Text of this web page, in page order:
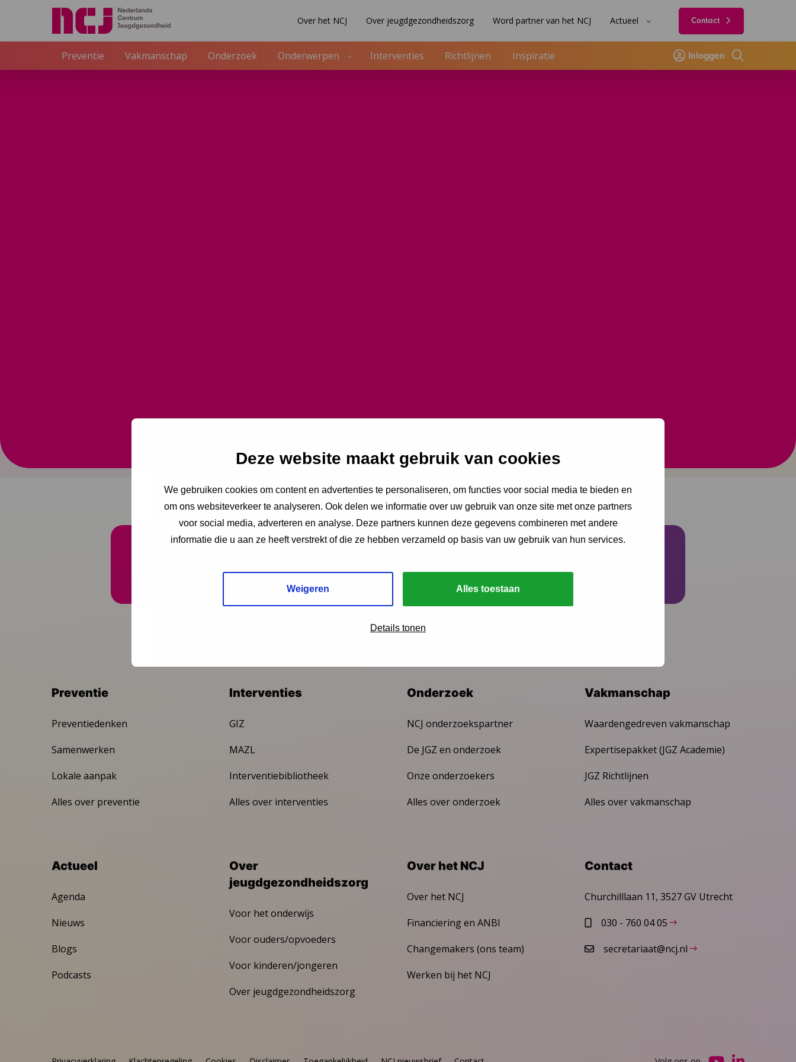
Deze website maakt gebruik van cookies
We gebruiken cookies om content en advertenties te personaliseren, om functies voor social media te bieden en
om ons websiteverkeer te analyseren. Ook delen we informatie over uw gebruik van onze site met onze partners
voor social media, adverteren en analyse. Deze partners kunnen deze gegevens combineren met andere
informatie die u aan ze heeft verstrekt of die ze hebben verzameld op basis van uw gebruik van hun services.
Weigeren Alles toestaan
Details tonen
Over het NCJ Over jeugdgezondheidszorg Word partner van het NCJ Actueel Contact
Preventie Vakmanschap Onderzoek Onderwerpen Interventies Richtlijnen Inspiratie Inloggen
Zoeken
Basic Trust
Preventie
Preventiedenken
Samenwerken
Lokale aanpak
Alles over preventie
Interventies
GIZ
MAZL
Interventiebibliotheek
Alles over interventies
Onderzoek
NCJ onderzoekspartner
De JGZ en onderzoek
Onze onderzoekers
Alles over onderzoek
Vakmanschap
Waardengedreven vakmanschap
Expertisepakket (JGZ Academie)
JGZ Richtlijnen
Alles over vakmanschap
Actueel
Agenda
Nieuws
Blogs
Podcasts
Over
jeugdgezondheidszorg
Voor het onderwijs
Voor ouders/opvoeders
Voor kinderen/jongeren
Over jeugdgezondheidszorg
Over het NCJ
Over het NCJ
Financiering en ANBI
Changemakers (ons team)
Werken bij het NCJ
Contact
Churchilllaan 11, 3527 GV Utrecht
030 - 760 04 05
secretariaat@ncj.nl